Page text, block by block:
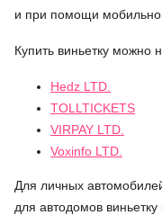
и при помощи
Купить виньетку можно
Hedz LTD.
TOLLTICKETS
VIRPAY LTD.
Voxinfo LTD.
Для личных
для автодомов